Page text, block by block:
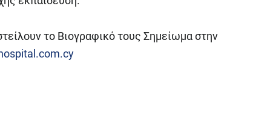
το Βιογραφικό τους Σημείωμα στην